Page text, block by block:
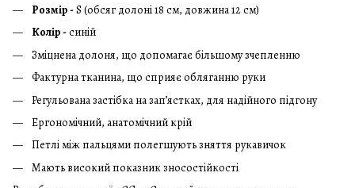
Розмір -S (обсяг долоні 18 см, довжина 12 см)
Колір -синій
Зміцнена долоня, що допомагає більшому зчепленню
Фактурна тканина, що сприяє обляганню руки
Регульована застібка на зап’ястках, для надійного підгону
Ергономічний, анатомічний крій
Петлі між пальцями полегшують зняття рукавичок
Мають високий показник зносостійкості